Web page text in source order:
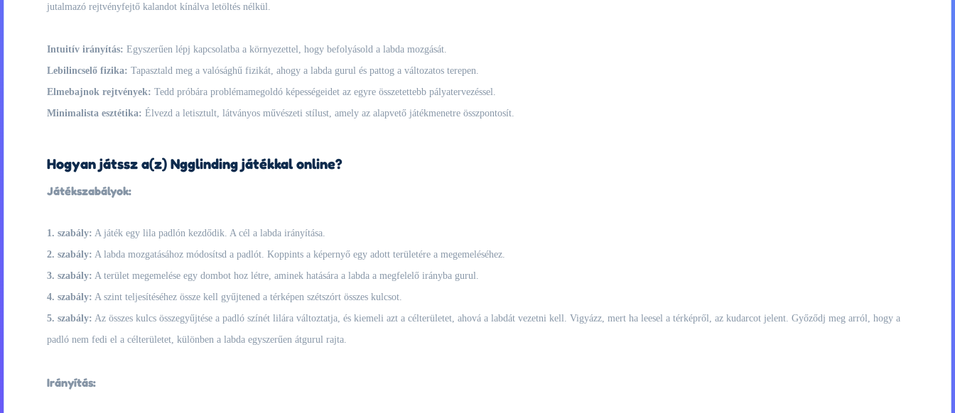
jutalmazó rejtvényfejtő kalandot kínálva letöltés nélkül.
Intuitív irányítás: Egyszerűen lépj kapcsolatba a környezettel, hogy befolyásold a labda mozgását.
Lebilincselő fizika: Tapasztald meg a valósághű fizikát, ahogy a labda gurul és pattog a változatos terepen.
Elmebajnok rejtvények: Tedd próbára problémamegoldó képességeidet az egyre összetettebb pályatervezéssel.
Minimalista esztétika: Élvezd a letisztult, látványos művészeti stílust, amely az alapvető játékmenetre összpontosít.
Hogyan játssz a(z) Ngglinding játékkal online?
Játékszabályok:
1. szabály: A játék egy lila padlón kezdődik. A cél a labda irányítása.
2. szabály: A labda mozgatásához módosítsd a padlót. Koppints a képernyő egy adott területére a megemeléséhez.
3. szabály: A terület megemelése egy dombot hoz létre, aminek hatására a labda a megfelelő irányba gurul.
4. szabály: A szint teljesítéséhez össze kell gyűjtened a térképen szétszórt összes kulcsot.
5. szabály: Az összes kulcs összegyűjtése a padló színét lilára változtatja, és kiemeli azt a célterületet, ahová a labdát vezetni kell. Vigyázz, mert ha leesel a térképről, az kudarcot jelent. Győződj meg arról, hogy a
padló nem fedi el a célterületet, különben a labda egyszerűen átgurul rajta.
Irányítás: